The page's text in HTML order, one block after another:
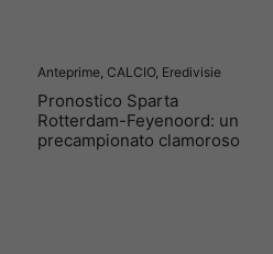
Anteprime, CALCIO, Eredivisie
Pronostico Sparta
Rotterdam-Feyenoord: un
precampionato clamoroso